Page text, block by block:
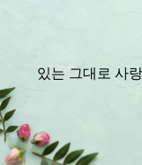
있는 그대로 사